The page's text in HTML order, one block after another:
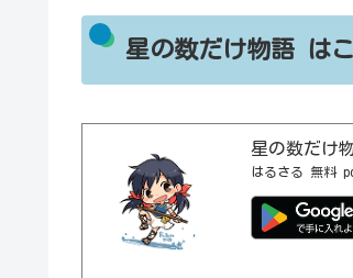
星の数だけ物語 は
星の数だけ
はるさる 無料